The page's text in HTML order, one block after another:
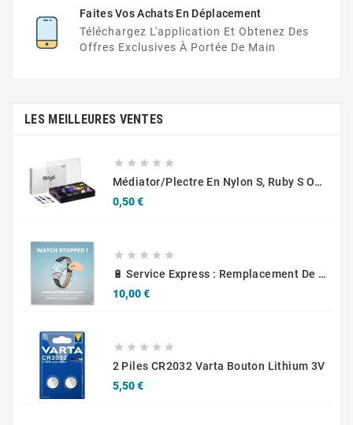
Faites Vos Achats En Déplacement
Téléchargez L'application Et Obtenez Des
Offres Exclusives À Portée De Main
LES MEILLEURES VENTES
    
Médiator/plectre En Nylon S, Ruby S Ou Touch L - STAGG PBOX10
0,50 €Prix
    
🔋 Service Express : Remplacement De Piles D'Horlogerie
10,00 €Prix
    
2 Piles CR2032 Varta Bouton Lithium 3V
5,50 €Prix